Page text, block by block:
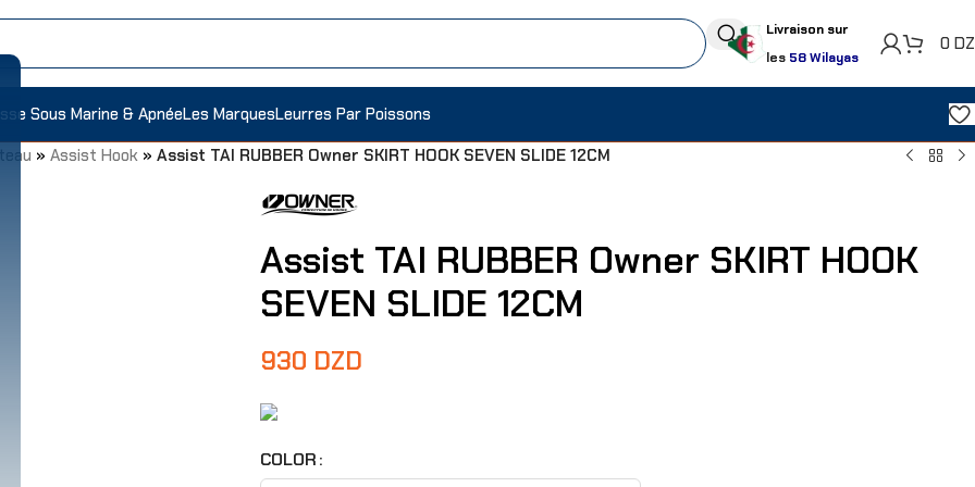
Livraison sur
les 58 Wilayas
0
Sous Marine & ApnéeLes MarquesLeurres Par Poissons
» Assist Hook » Assist TAI RUBBER Owner SKIRT HOOK SEVEN SLIDE 12CM
Assist TAI RUBBER Owner SKIRT HOOK
SEVEN SLIDE 12CM
930 DZD
COLOR